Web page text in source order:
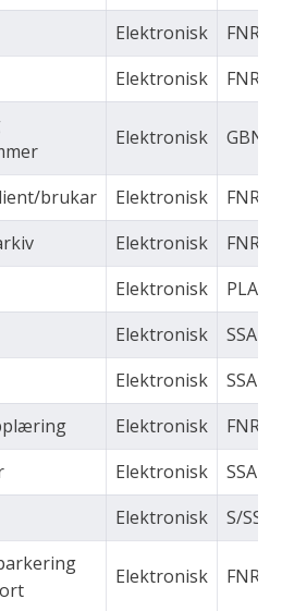
Elektronisk
FNR
Elektronisk FNR
Elektronisk GBNR
brukar Elektronisk
FNR
Elektronisk
FNR
Elektronisk
Elektronisk
SSA
Elektronisk
SSA
Elektronisk
FNR
Elektronisk
SSA
Elektronisk S/SSA
Elektronisk FNR